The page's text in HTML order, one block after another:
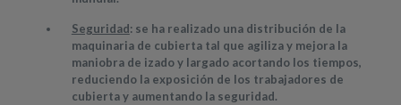
Seguridad: se ha realizado una distribución de la
maquinaria de cubierta tal que agiliza y mejora la
maniobra de izado y largado acortando los tiempos,
reduciendo la exposición de los trabajadores de
cubierta y aumentando la seguridad.